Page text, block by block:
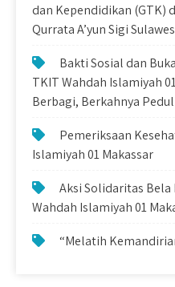
dan Kependidikan (GTK)
Qurrata A’yun Sigi
Bakti Sosial dan
TKIT Wahdah Islamiyah
Berbagi, Berkahnya
Pemeriksaan
Islamiyah 01 Makassar
Aksi Solidaritas
Wahdah Islamiyah 01
“Melatih